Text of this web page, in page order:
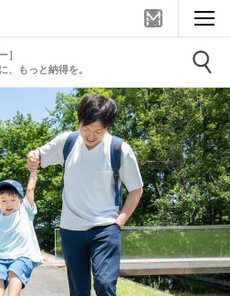
］
、もっと納得を。